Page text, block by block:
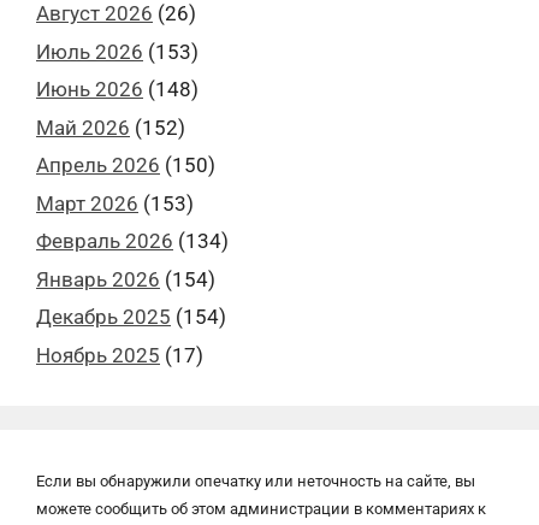
Август 2026 (26)
Июль 2026 (153)
Июнь 2026 (148)
Май 2026 (152)
Апрель 2026 (150)
Март 2026 (153)
Февраль 2026 (134)
Январь 2026 (154)
Декабрь 2025 (154)
Ноябрь 2025 (17)
Если вы обнаружили опечатку или неточность на сайте, вы
можете сообщить об этом администрации в комментариях к